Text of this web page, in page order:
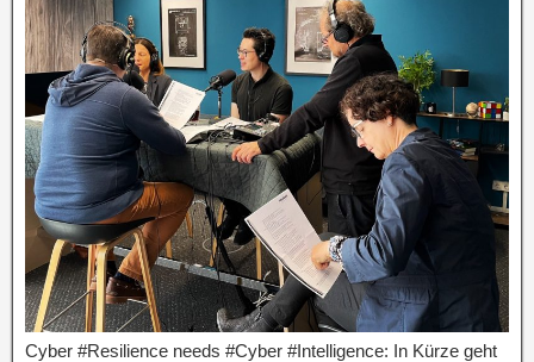
Cyber #Resilience needs #Cyber #Intelligence: In Kürze geht